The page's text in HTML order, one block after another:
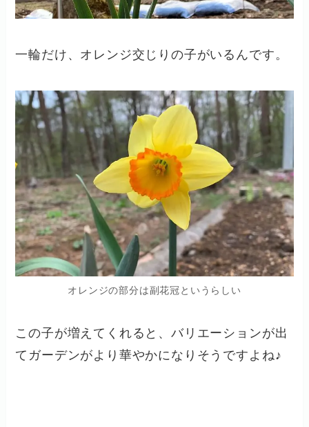
一輪だけ、オレンジ交じりの子がいるんです。
オレンジの部分は副花冠というらしい
この子が増えてくれると、バリエーションが出
てガーデンがより華やかになりそうですよね♪